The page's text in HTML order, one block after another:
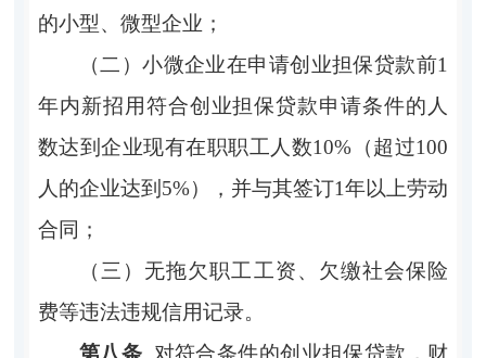
的小型、微型企业；
（二）小微企业在申请创业担保贷款前1
年内新招用符合创业担保贷款申请条件的人
数达到企业现有在职职工人数10%（超过100
人的企业达到5%），并与其签订1年以上劳动
合同；
（三）无拖欠职工工资、欠缴社会保险
费等违法违规信用记录。
第八条 对符合条件的创业担保贷款，财